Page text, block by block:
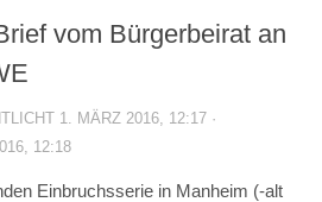
vom Bürgerbeirat an
1. MÄRZ 2016, 12:17 ·
12:18
Einbruchsserie in Manheim (-alt